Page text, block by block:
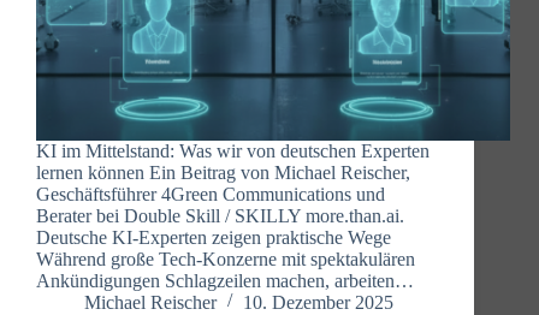
KI im Mittelstand: Was wir von deutschen Experten
lernen können Ein Beitrag von Michael Reischer,
Geschäftsführer 4Green Communications und
Berater bei Double Skill / SKILLY more.than.ai.
Deutsche KI-Experten zeigen praktische Wege
Während große Tech-Konzerne mit spektakulären
Ankündigungen Schlagzeilen machen, arbeiten…
Michael Reischer
10. Dezember 2025